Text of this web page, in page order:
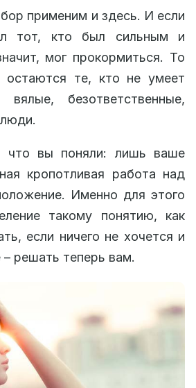
применим и здесь. И если
тот, кто был сильным и
мог прокормиться. То
остаются те, кто не умеет
вялые, безответственные,
что вы поняли: лишь ваше
кропотливая работа над
Именно для этого
такому понятию, как
если ничего не хочется и
решать теперь вам.